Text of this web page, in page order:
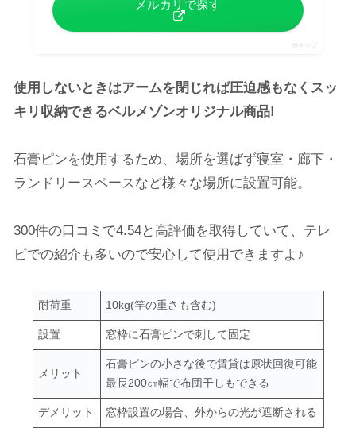
メルカリで探す
ポチップ
使用しないときはアームを閉じれば圧迫感もなくスッ
キリ収納できるベルメゾンオリジナル商品!
石膏ピンを使用するため、場所を選ばず寝室・廊下・
ランドリースペースなど様々な場所に設置可能。
300件の口コミで4.54と高評価を取得していて、テレ
ビでの紹介も多いので安心して使用できますよ♪
耐荷重 10kg(竿の重さも含む)
設置 窓枠に石膏ピンで刺して固定
メリット
石膏ピンの小さな後で賃貸は原状回復可能
最長200㎝幅で布団干しもできる
デメリット 窓枠設置の場合、外からの光が遮断される